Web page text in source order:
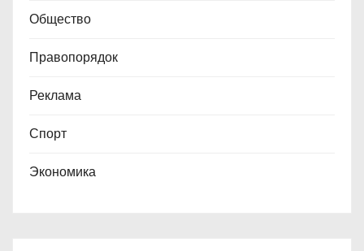
Общество
Правопорядок
Реклама
Спорт
Экономика